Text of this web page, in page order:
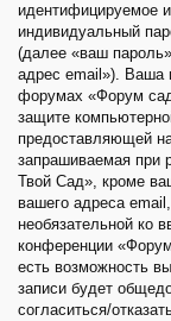
идентифицируемое
индивидуальный
(далее «ваш
адрес email»). Ваша
форумах «Форум
защите
предоставляющей
запрашиваемая при
Твой Сад», кроме
вашего адреса
необязательной ко
конференции
есть возможность
записи будет
согласиться/